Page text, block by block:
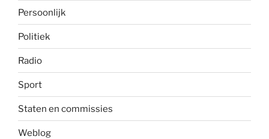
Persoonlijk
Politiek
Radio
Sport
Staten en commissies
Weblog